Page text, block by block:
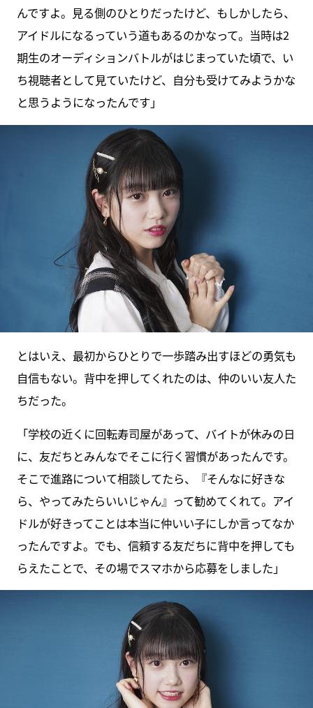
んですよ。見る側のひとりだったけど、もしかしたら、
アイドルになるっていう道もあるのかなって。当時は2
期生のオーディションバトルがはじまっていた頃で、い
ち視聴者として見ていたけど、自分も受けてみようかな
と思うようになったんです」
とはいえ、最初からひとりで一歩踏み出すほどの勇気も
自信もない。背中を押してくれたのは、仲のいい友人た
ちだった。
「学校の近くに回転寿司屋があって、バイトが休みの日
に、友だちとみんなでそこに行く習慣があったんです。
そこで進路について相談してたら、『そんなに好きな
ら、やってみたらいいじゃん』って勧めてくれて。アイ
ドルが好きってことは本当に仲いい子にしか言ってなか
ったんですよ。でも、信頼する友だちに背中を押しても
らえたことで、その場でスマホから応募をしました」